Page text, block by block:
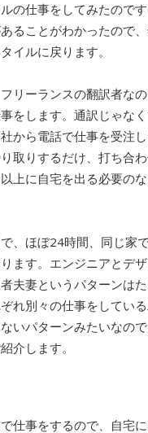
の仕事をしてみたので
ることがわかったので
イルに戻ります。
リーランスの翻訳者な
をします。通訳じゃな
から電話で仕事を受注
取りするだけ、打ち合
上に自宅を出る必要の
、ほぼ24時間、同じ家
ます。エンジニアとデ
夫妻というパターンは
れ別々の仕事をしてい
いパターンみたいなの
介します。
仕事をするので、自宅